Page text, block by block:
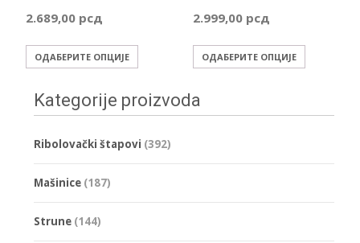
2.689,00 рсд
ОДАБЕРИТЕ ОПЦИЈЕ
има
више
варијанти.
2.999,00 рсд
ОДАБЕРИТЕ ОПЦИЈЕ
више
Kategorije proizvoda
Ribolovački štapovi (392)
Mašinice (187)
Strune (144)